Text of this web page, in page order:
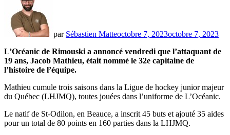
par Sébastien Matteoctobre 7, 2023octobre 7, 2023
L’Océanic de Rimouski a annoncé vendredi que l’attaquant de
19 ans, Jacob Mathieu, était nommé le 32e capitaine de
l’histoire de l’équipe.
Mathieu cumule trois saisons dans la Ligue de hockey junior majeur
du Québec (LHJMQ), toutes jouées dans l’uniforme de L’Océanic.
Le natif de St-Odilon, en Beauce, a inscrit 45 buts et ajouté 35 aides
pour un total de 80 points en 160 parties dans la LHJMQ.